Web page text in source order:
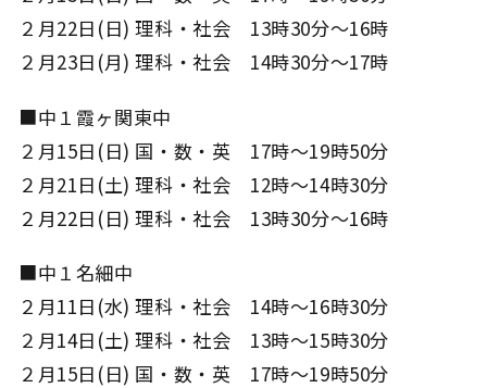
２月22日(日) 理科・社会 13時30分～16時
２月23日(月) 理科・社会 14時30分～17時
■中１霞ヶ関東中
２月15日(日) 国・数・英 17時～19時50分
２月21日(土) 理科・社会 12時～14時30分
２月22日(日) 理科・社会 13時30分～16時
■中１名細中
２月11日(水) 理科・社会 14時～16時30分
２月14日(土) 理科・社会 13時～15時30分
２月15日(日) 国・数・英 17時～19時50分